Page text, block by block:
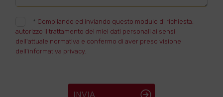
* Compilando ed inviando questo modulo di richiesta,
autorizzo il trattamento dei miei dati personali ai sensi
dell'attuale normativa e confermo di aver preso visione
dell'informativa privacy.
INVIA